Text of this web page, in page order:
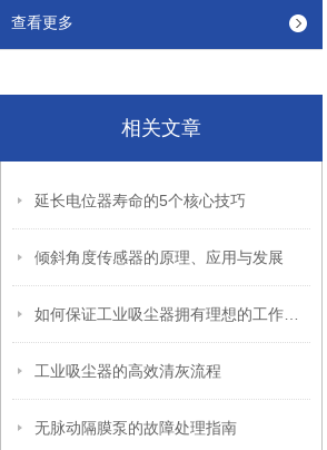
查看更多
相关文章
延长电位器寿命的5个核心技巧
倾斜角度传感器的原理、应用与发展
工业吸尘器的高效清灰流程
无脉动隔膜泵的故障处理指南